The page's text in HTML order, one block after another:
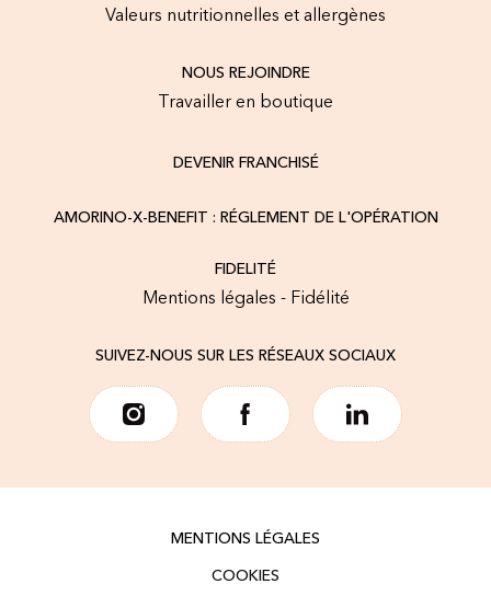
Valeurs nutritionnelles et allergènes
NOUS REJOINDRE
Travailler en boutique
DEVENIR FRANCHISÉ
AMORINO-X-BENEFIT : RÉGLEMENT DE L'OPÉRATION
FIDELITÉ
Mentions légales - Fidélité
SUIVEZ-NOUS SUR LES RÉSEAUX SOCIAUX
MENTIONS LÉGALES
COOKIES